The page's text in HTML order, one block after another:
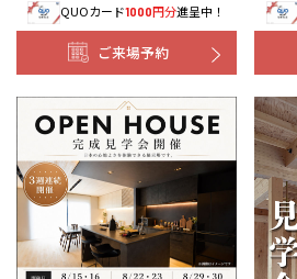
事業部紹介
IR情報
木材調達指針
グループ会社紹介
CMギャラリー
QUOカード1000円分進呈中！
ご来場予約